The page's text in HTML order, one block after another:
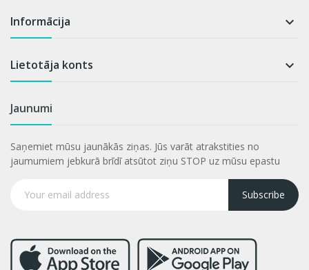
Informācija 
Lietotāja konts 
Jaunumi
Saņemiet mūsu jaunākās ziņas. Jūs varāt atrakstities no
jaumumiem jebkurā brīdī atsūtot ziņu STOP uz mūsu epastu
Subscribe